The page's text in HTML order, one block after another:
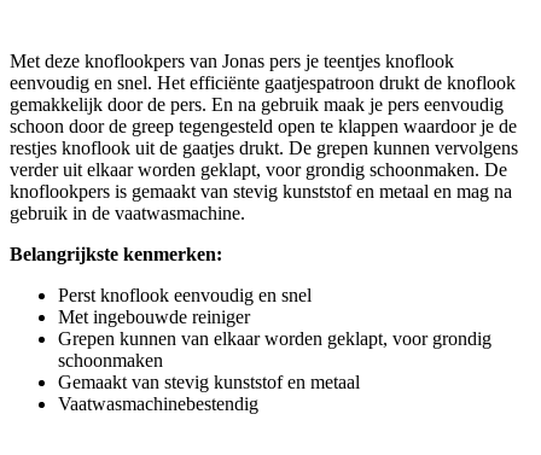
Met deze knoflookpers van Jonas pers je teentjes knoflook
eenvoudig en snel. Het efficiënte gaatjespatroon drukt de knoflook
gemakkelijk door de pers. En na gebruik maak je pers eenvoudig
schoon door de greep tegengesteld open te klappen waardoor je de
restjes knoflook uit de gaatjes drukt. De grepen kunnen vervolgens
verder uit elkaar worden geklapt, voor grondig schoonmaken. De
knoflookpers is gemaakt van stevig kunststof en metaal en mag na
gebruik in de vaatwasmachine.
Belangrijkste kenmerken:
Perst knoflook eenvoudig en snel
Met ingebouwde reiniger
Grepen kunnen van elkaar worden geklapt, voor grondig
schoonmaken
Gemaakt van stevig kunststof en metaal
Vaatwasmachinebestendig